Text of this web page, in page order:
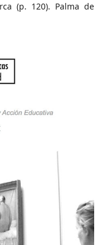
(p. 120). Palma de